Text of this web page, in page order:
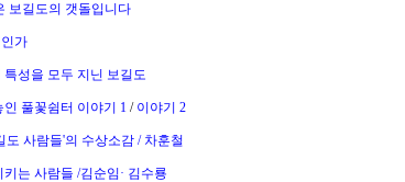
보길도의 갯돌입니다
가
특성을 모두 지닌 보길도
풀꽃쉼터 이야기 1 / 이야기 2
도 사람들'의 수상소감 / 차훈철
는 사람들 /김순임· 김수룡